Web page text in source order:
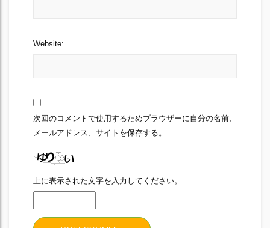
Website:
次回のコメントで使用するためブラウザーに自分の名前、
メールアドレス、サイトを保存する。
上に表示された文字を入力してください。